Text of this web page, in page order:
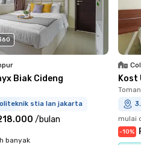
Biak Cideng
stia lan jakarta
/bulan
banyak
Kost
mulai
-10%